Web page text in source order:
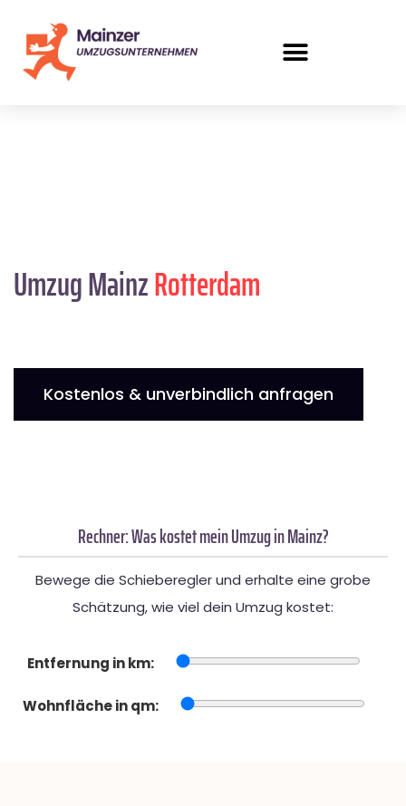
Umzug MainzRotterdam
Kostenlos & unverbindlich anfragen
Rechner: Was kostet mein Umzug in Mainz?
Bewege die Schieberegler und erhalte eine grobe
Schätzung, wie viel dein Umzug kostet:
Entfernung in km:
Wohnfläche in qm: